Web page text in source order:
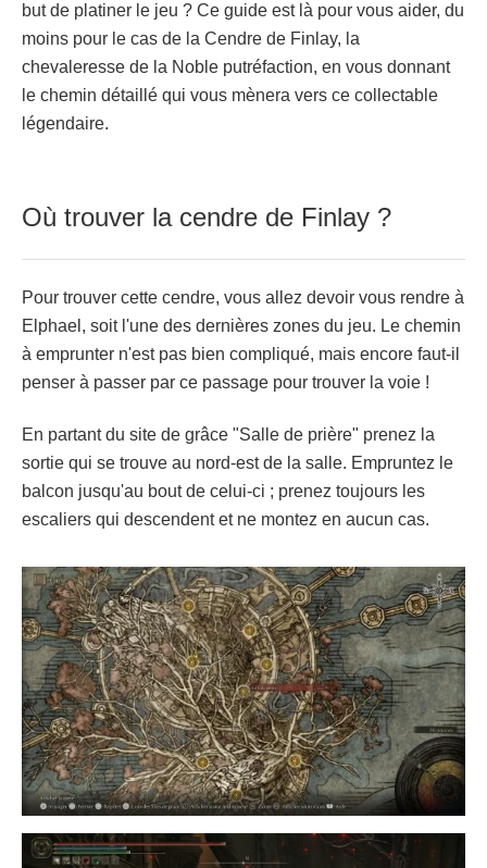
but de platiner le jeu ? Ce guide est là pour vous aider, du
moins pour le cas de la Cendre de Finlay, la
chevaleresse de la Noble putréfaction, en vous donnant
le chemin détaillé qui vous mènera vers ce collectable
légendaire.
Où trouver la cendre de Finlay ?
Pour trouver cette cendre, vous allez devoir vous rendre à
Elphael, soit l'une des dernières zones du jeu. Le chemin
à emprunter n'est pas bien compliqué, mais encore faut-il
penser à passer par ce passage pour trouver la voie !
En partant du site de grâce "Salle de prière" prenez la
sortie qui se trouve au nord-est de la salle. Empruntez le
balcon jusqu'au bout de celui-ci ; prenez toujours les
escaliers qui descendent et ne montez en aucun cas.